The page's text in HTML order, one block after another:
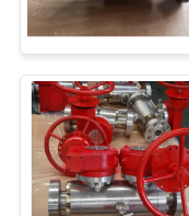
NAS
WYCIECZKA
PO
FABRYCE